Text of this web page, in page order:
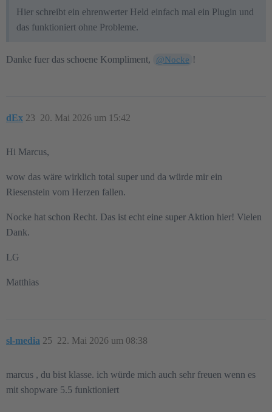
Hier schreibt ein ehrenwerter Held einfach mal ein Plugin und
das funktioniert ohne Probleme.
Danke fuer das schoene Kompliment, @Nocke !
dEx 20. Mai 2026 um 15:42
23
Hi Marcus,
wow das wäre wirklich total super und da würde mir ein
Riesenstein vom Herzen fallen.
Nocke hat schon Recht. Das ist echt eine super Aktion hier! Vielen
Dank.
LG
Matthias
sl-media 22. Mai 2026 um 08:38
25
marcus , du bist klasse. ich würde mich auch sehr freuen wenn es
mit shopware 5.5 funktioniert